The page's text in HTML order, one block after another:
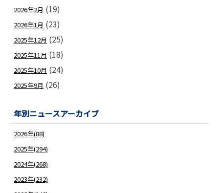
2026年2月 (19)
2026年1月 (23)
2025年12月 (25)
2025年11月 (18)
2025年10月 (24)
2025年9月 (26)
年別ニュースアーカイブ
2026年(88)
2025年(294)
2024年(268)
2023年(232)